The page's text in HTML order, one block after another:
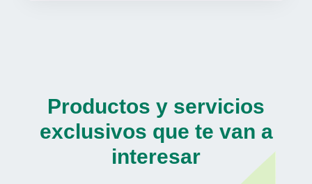
Productos y servicios
exclusivos que te van a
interesar